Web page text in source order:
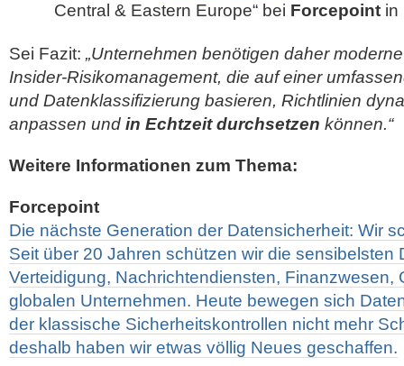
Central & Eastern Europe“ bei Forcepoint in
Sei Fazit: „Unternehmen benötigen daher
Insider-Risikomanagement, die auf einer
und Datenklassifizierung basieren, Richtlinien
anpassen und in Echtzeit durchsetzen können.“
Weitere Informationen zum Thema:
Forcepoint
Die nächste Generation der Datensicherheit: Wir
Seit über 20 Jahren schützen wir die sensibelsten
Verteidigung, Nachrichtendiensten, Finanzwesen,
globalen Unternehmen. Heute bewegen sich
der klassische Sicherheitskontrollen nicht mehr
deshalb haben wir etwas völlig Neues geschaffen.